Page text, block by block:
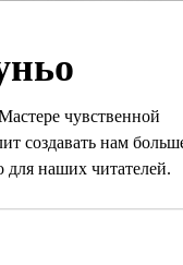
чувственной
создавать нам
для наших читателей.